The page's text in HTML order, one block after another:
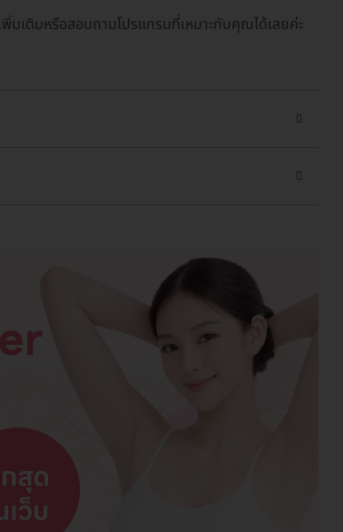
มเติมหรือสอบถามโปรแกรมที่เหมาะกับคุณได้เลยค่ะ